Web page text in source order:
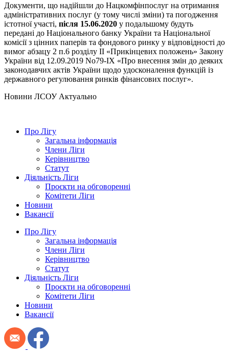
Документи, що надійшли до Нацкомфінпослуг на отримання
адміністративних послуг (у тому числі зміни) та погодження
істотної участі, після 15.06.2020 у подальшому будуть
передані до Національного банку України та Національної
комісії з цінних паперів та фондового ринку у відповідності до
вимог абзацу 2 п.6 розділу ІІ «Прикінцевих положень» Закону
України від 12.09.2019 No79-ІХ «Про внесення змін до деяких
законодавчих актів України щодо удосконалення функцій із
державного регулювання ринків фінансових послуг».
Hовини ЛСОУ Актуально
Про Лігу
Загальна інформація
Члени Ліги
Керівництво
Статут
Діяльність Ліги
Проєкти на обговоренні
Комітети Ліги
Новини
Вакансії
Про Лігу
Загальна інформація
Члени Ліги
Керівництво
Статут
Діяльність Ліги
Проєкти на обговоренні
Комітети Ліги
Новини
Вакансії